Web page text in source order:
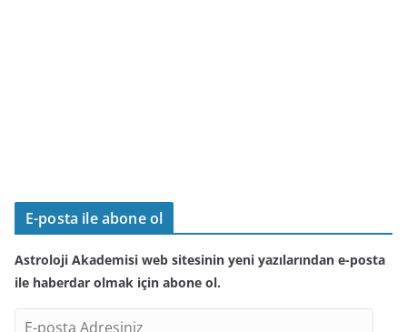
E-posta ile abone ol
Astroloji Akademisi web sitesinin yeni yazılarından e-posta
ile haberdar olmak için abone ol.